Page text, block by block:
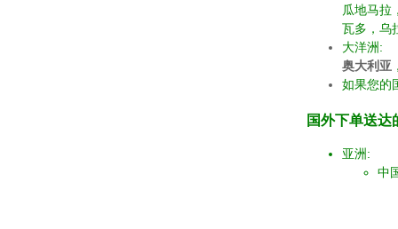
瓜地马拉
瓦多，乌
大洋洲:
奥大利亚
如果您的
国外下单送达
亚洲:
中